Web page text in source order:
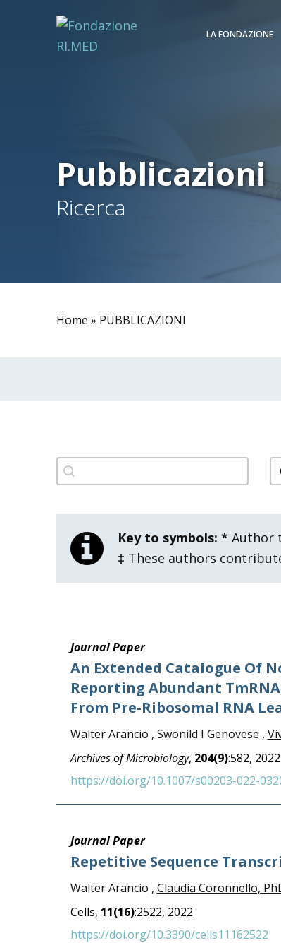
LA FONDAZIONE
Pubblicazioni
Ricerca
Home » PUBBLICAZIONI
filtro pubblicazioni titolo
Search content
Key to symbols: *Author
‡ These authors
Journal Paper
An Extended Catalogue Of
Reporting Abundant
From Pre-Ribosomal RNA
Walter Arancio , Swonild I Genovese ,
Archives of Microbiology, 204(9):582, 2022
https://doi.org/10.1007/s00203-022-
Journal Paper
Repetitive Sequence
Walter Arancio , Claudia Coronnello,
Cells, 11(16):2522, 2022
https://doi.org/10.3390/cells11162522